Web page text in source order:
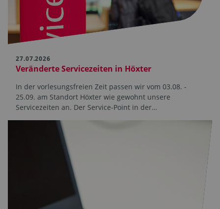
27.07.2026
Veränderte Servicezeiten in Höxter
In der vorlesungsfreien Zeit passen wir vom 03.08. -
25.09. am Standort Höxter wie gewohnt unsere
Servicezeiten an. Der Service-Point in der…